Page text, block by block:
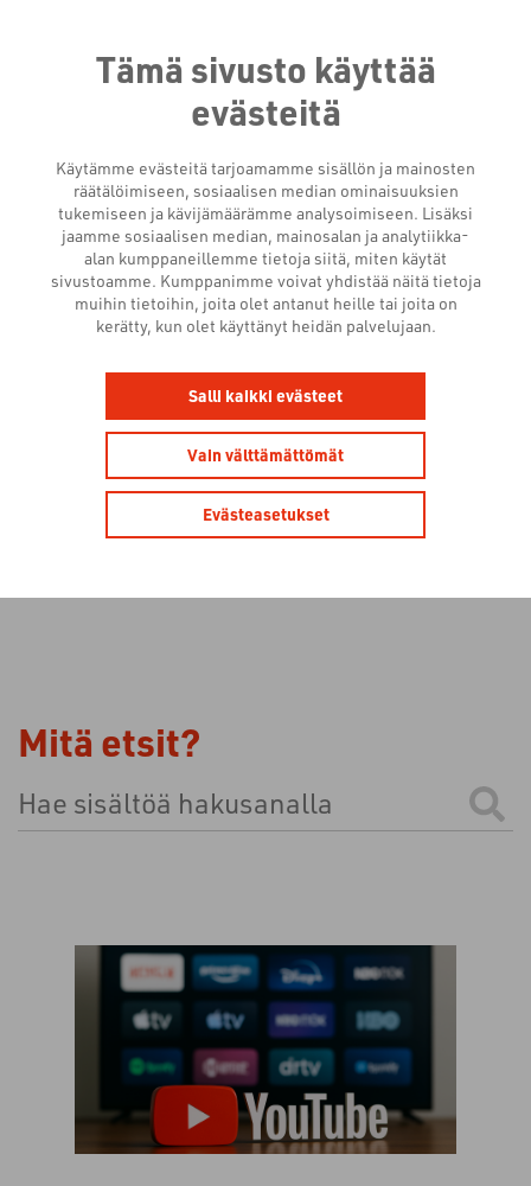
Tämä sivusto käyttää
evästeitä
Käytämme evästeitä tarjoamamme sisällön ja mainosten
räätälöimiseen, sosiaalisen median ominaisuuksien
tukemiseen ja kävijämäärämme analysoimiseen. Lisäksi
jaamme sosiaalisen median, mainosalan ja analytiikka-
alan kumppaneillemme tietoja siitä, miten käytät
sivustoamme. Kumppanimme voivat yhdistää näitä tietoja
muihin tietoihin, joita olet antanut heille tai joita on
kerätty, kun olet käyttänyt heidän palvelujaan.
Salli kaikki evästeet
Vain välttämättömät
Evästeasetukset
PREMIUM VIDEO
Mitä etsit?
Tämä on hakukenttä, johon on liitetty automaattinen